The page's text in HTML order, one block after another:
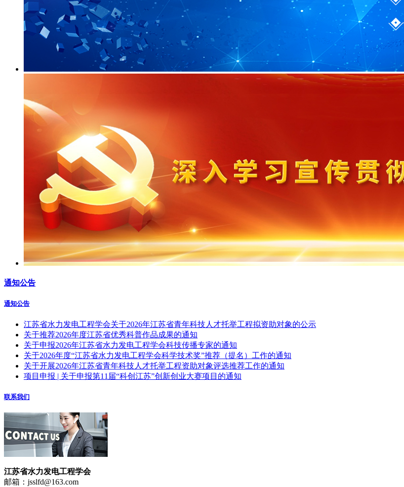
通知公告
通知公告
江苏省水力发电工程学会关于2026年江苏省青年科技人才托举工程拟资助对象的公示
关于推荐2026年度江苏省优秀科普作品成果的通知
关于申报2026年江苏省水力发电工程学会科技传播专家的通知
关于2026年度“江苏省水力发电工程学会科学技术奖”推荐（提名）工作的通知
关于开展2026年江苏省青年科技人才托举工程资助对象评选推荐工作的通知
项目申报 | 关于申报第11届“科创江苏”创新创业大赛项目的通知
联系我们
江苏省水力发电工程学会
邮箱：jsslfd@163.com